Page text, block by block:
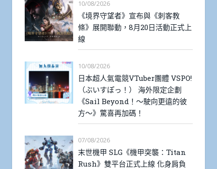
10/08/2026
《境界守望者》宣布與《刺客教
條》展開聯動，8月20日活動正式上
線
10/08/2026
日本超人氣電競VTuber團體 VSPO!
（ぶいすぽっ！） 海外限定企劃
《Sail Beyond！～駛向更遠的彼
方～》驚喜再加碼！
07/08/2026
末世機甲 SLG《機甲突襲：Titan
Rush》雙平台正式上線 化身肩負